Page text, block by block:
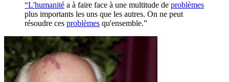
“L'humanité a à faire face à une multitude de problèmes
plus importants les uns que les autres. On ne peut
résoudre ces problèmes qu'ensemble.”